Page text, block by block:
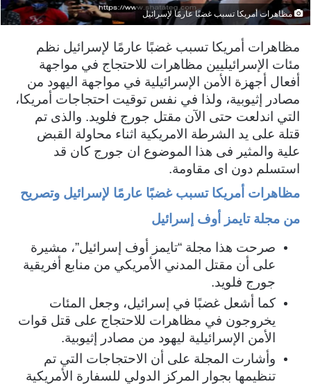
ل
ت
ر
ي
ا
مظاهرات أمريكا تسبب غضبًا عارمًا لإسرائيل
مظاهرات أمريكا تسبب غضبًا عارمًا لإسرائيل نظم
مئات الإسرائيليين مظاهرات للاحتجاج في مواجهة
أفعال أجهزة الأمن الإسرائيلية في مواجهة اليهود من
مصادر إثيوبية، ولذا في نفس توقيت احتجاجات أمريكا،
التي اندلعت حتى الآن مقتل جورج فلويد. والذى تم
قتلة على يد الشرطة الامريكية اثناء محاولة القبض
علية والمثير فى هذا الموضوع ان جورج كان قد
استسلم دون اى مقاومة.
مظاهرات أمريكا تسبب غضبًا عارمًا لإسرائيل وتصريح
من مجلة تايمز أوف إسرائيل
صرحت هذا مجلة “تايمز أوف إسرائيل”، مشيرة
على أن مقتل المدني الأمريكي من منابع أفريقية
جورج فلويد.
كما أشعل غضبًا في إسرائيل، وجعل المئات
يخروجون في مظاهرات للاحتجاج على قتل قوات
الأمن الإسرائيلية ليهود من مصادر إثيوبية.
وأشارت المجلة على أن الاحتجاجات التي تم
تنظيمها بجوار المركز الدولي للسفارة الأمريكية